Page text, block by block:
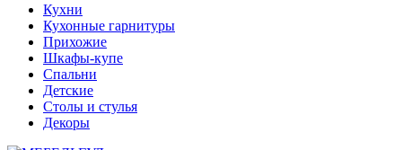
Кухни
Кухонные гарнитуры
Прихожие
Шкафы-купе
Спальни
Детские
Столы и стулья
Декоры